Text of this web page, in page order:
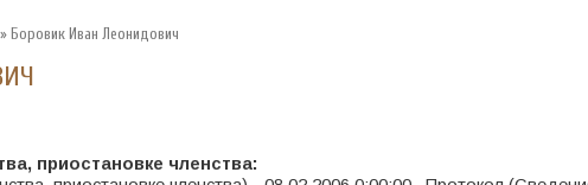
» Боровик Иван Леонидович
приостановке членства: